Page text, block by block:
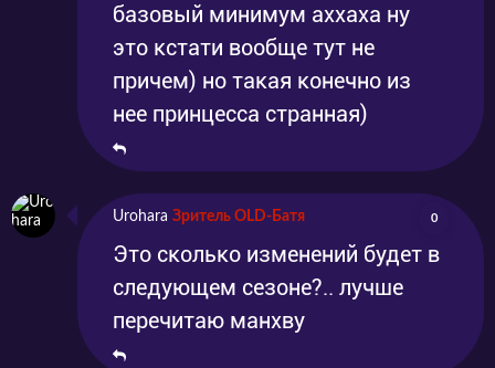
базовый минимум аххаха ну
это кстати вообще тут не
причем) но такая конечно из
нее принцесса странная)
Urohara Зритель OLD-Батя 0
Это сколько изменений будет в
следующем сезоне?.. лучше
перечитаю манхву